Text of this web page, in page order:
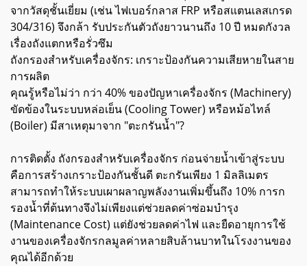
จากวัสดุชั้นเยี่ยม (เช่น ไฟเบอร์กลาส FRP หรือสแตนเลสเกรด
304/316) จึงกล้า รับประกันตัวถังยาวนานถึง 10 ปี หมดกังวล
เรื่องถังแตกหรือรั่วซึม
ถังกรองสำหรับเครื่องจักร: เกราะป้องกันความเสียหายในสาย
การผลิต
คุณรู้หรือไม่ว่า กว่า 40% ของปัญหาเครื่องจักร (Machinery)
ขัดข้องในระบบหล่อเย็น (Cooling Tower) หรือหม้อไทล์
(Boiler) มีสาเหตุมาจาก "ตะกรันน้ำ"?
การติดตั้ง ถังกรองสำหรับเครื่องจักร ก่อนจ่ายน้ำเข้าสู่ระบบ
คือการสร้างเกราะป้องกันชั้นดี ตะกรันเพียง 1 มิลลิเมตร
สามารถทำให้ระบบเผาผลาญพลังงานเพิ่มขึ้นถึง 10% การก
รองน้ำที่ต้นทางจึงไม่เพียงแต่ช่วยลดค่าซ่อมบำรุง
(Maintenance Cost) แต่ยังช่วยลดค่าไฟ และยืดอายุการใช้
งานของเครื่องจักรกลมูลค่าหลายสิบล้านบาทในโรงงานของ
คุณได้อีกด้วย